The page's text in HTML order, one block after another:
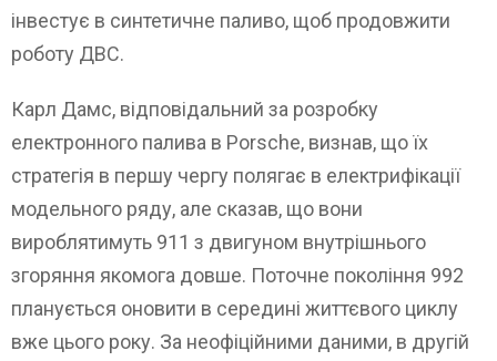
інвестує в синтетичне паливо, щоб продовжити
роботу ДВС.
Карл Дамс, відповідальний за розробку
електронного палива в Porsche, визнав, що їх
стратегія в першу чергу полягає в електрифікації
модельного ряду, але сказав, що вони
вироблятимуть 911 з двигуном внутрішнього
згоряння якомога довше. Поточне покоління 992
планується оновити в середині життєвого циклу
вже цього року. За неофіційними даними, в другій